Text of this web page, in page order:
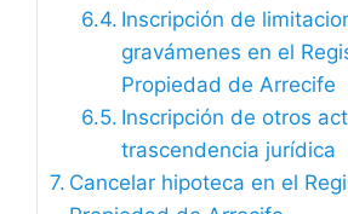
Inscripción de
gravámenes en el
Propiedad de Arrecife
Inscripción de otros
trascendencia jurídica
Cancelar hipoteca en el